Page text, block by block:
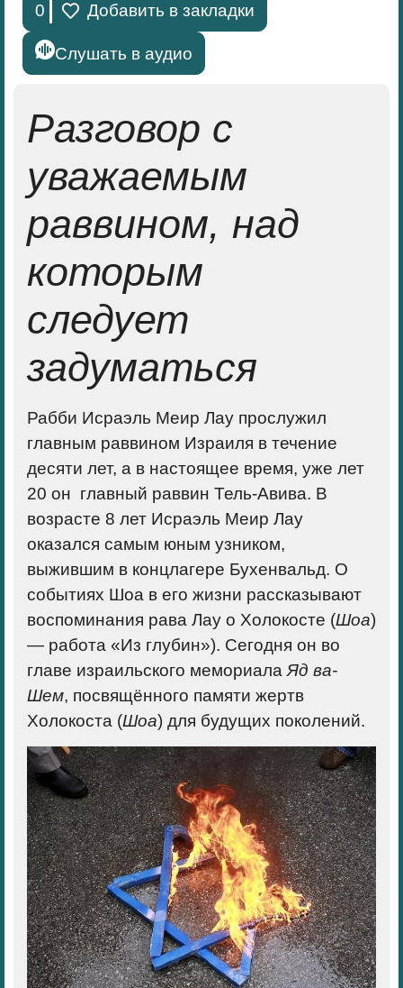
0 Добавить в закладки
Слушать в аудио
Разговор с
уважаемым
раввином, над
которым
следует
задуматься
Рабби Исраэль Меир Лау прослужил
главным раввином Израиля в течение
десяти лет, а в настоящее время, уже лет
20 он главный раввин Тель-Авива. В
возрасте 8 лет Исраэль Меир Лау
оказался самым юным узником,
выжившим в концлагере Бухенвальд. О
событиях Шоа в его жизни рассказывают
воспоминания рава Лау о Холокосте (Шоа)
— работа «Из глубин»). Сегодня он во
главе израильского мемориала Яд ва-
Шем, посвящённого памяти жертв
Холокоста (Шоа) для будущих поколений.